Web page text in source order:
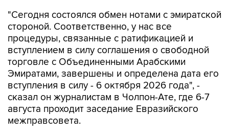
"Сегодня состоялся обмен нотами с эмиратской
стороной. Соответственно, у нас все
процедуры, связанные с ратификацией и
вступлением в силу соглашения о свободной
торговле с Объединенными Арабскими
Эмиратами, завершены и определена дата его
вступления в силу - 6 октября 2026 года", -
сказал он журналистам в Чолпон-Ате, где 6-7
августа проходит заседание Евразийского
межправсовета.